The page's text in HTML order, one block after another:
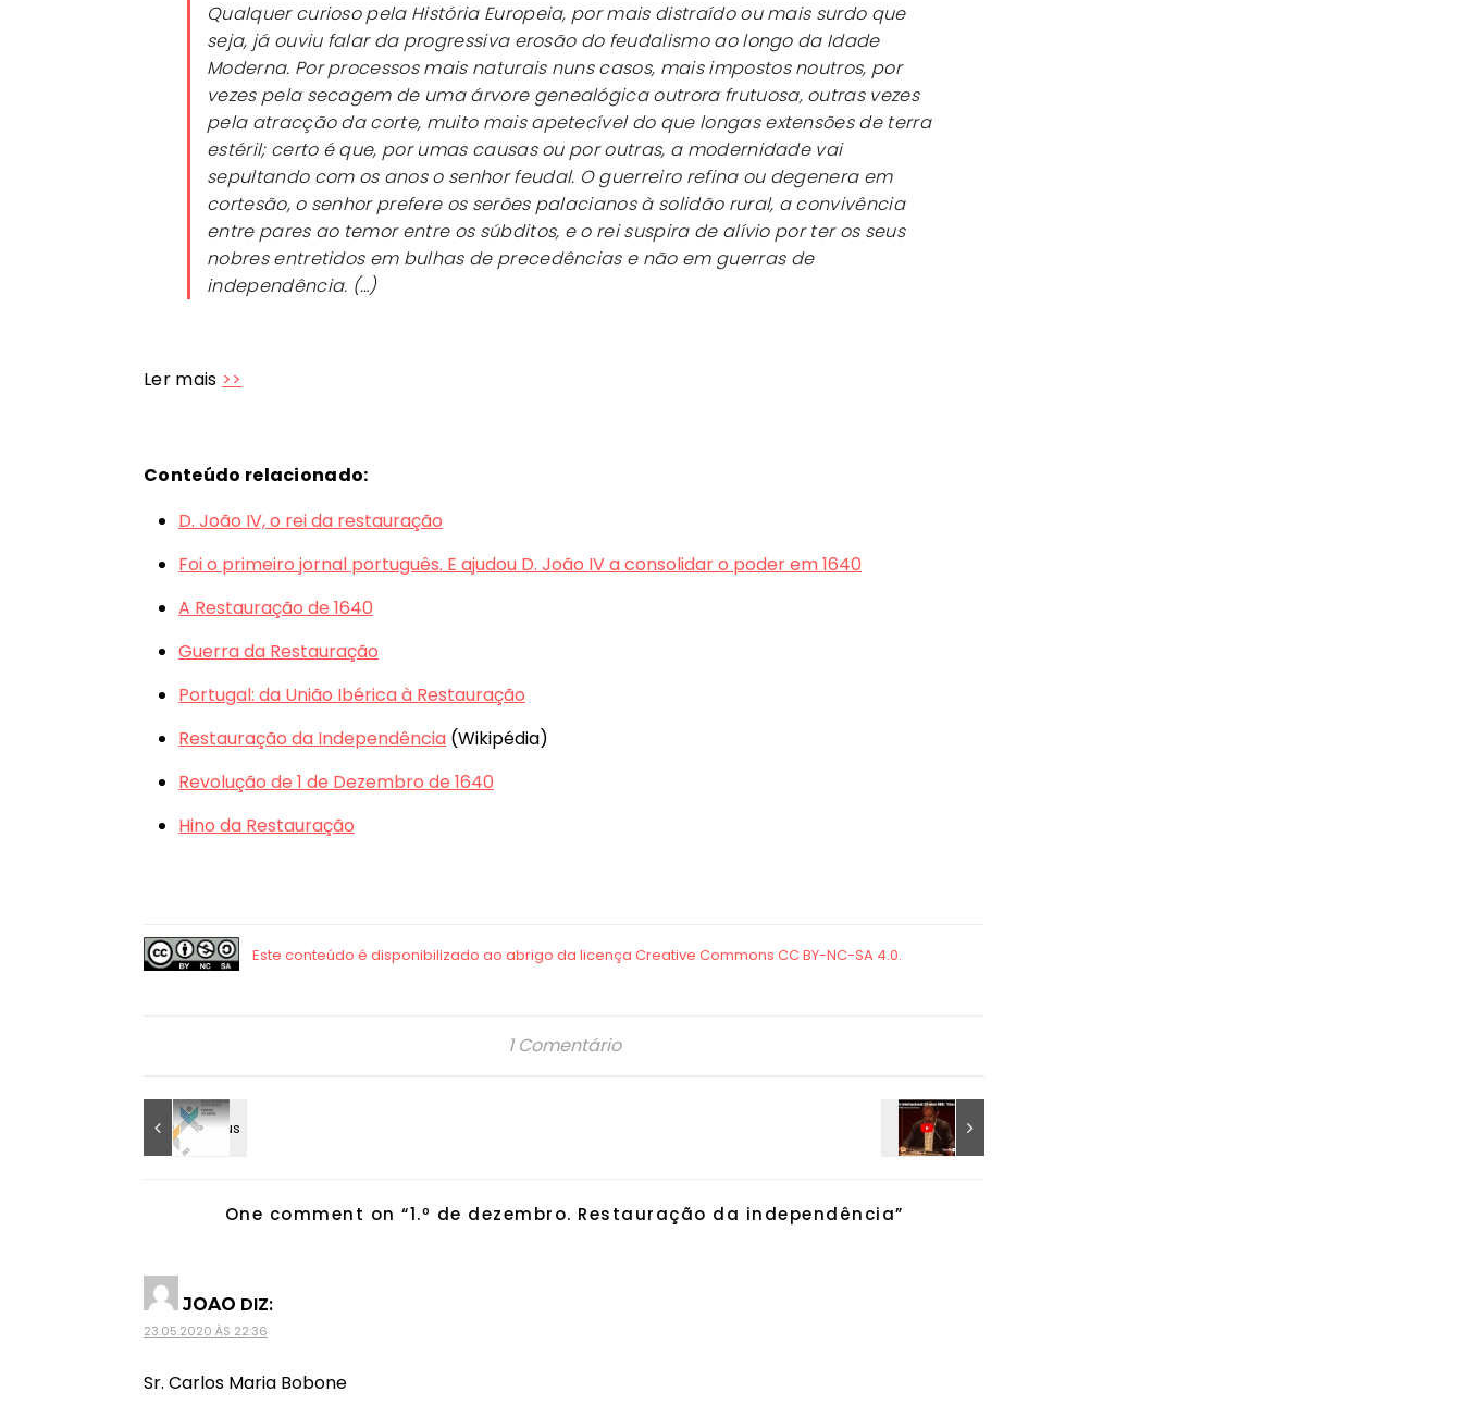
Qualquer curioso pela História Europeia, por mais distraído ou mais surdo que
seja, já ouviu falar da progressiva erosão do feudalismo ao longo da Idade
Moderna. Por processos mais naturais nuns casos, mais impostos noutros, por
vezes pela secagem de uma árvore genealógica outrora frutuosa, outras vezes
pela atracção da corte, muito mais apetecível do que longas extensões de terra
estéril; certo é que, por umas causas ou por outras, a modernidade vai
sepultando com os anos o senhor feudal. O guerreiro refina ou degenera em
cortesão, o senhor prefere os serões palacianos à solidão rural, a convivência
entre pares ao temor entre os súbditos, e o rei suspira de alívio por ter os seus
nobres entretidos em bulhas de precedências e não em guerras de
independência. (…)
Ler mais >>
Conteúdo relacionado:
D. João IV, o rei da restauração
Foi o primeiro jornal português. E ajudou D. João IV a consolidar o poder em 1640
A Restauração de 1640
Guerra da Restauração
Portugal: da União Ibérica à Restauração
Restauração da Independência (Wikipédia)
Revolução de 1 de Dezembro de 1640
Hino da Restauração
1 Comentário
One comment on “1.º de dezembro. Restauração da independência”
JOAO DIZ:
23.05.2020 ÀS 22:36
Sr. Carlos Maria Bobone